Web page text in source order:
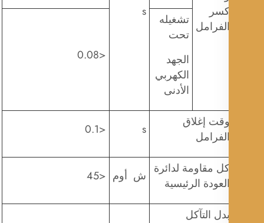
s
تشغيله
تحت
إغلاق
مقاومة لدائرة
الرئيسية
ش أوم <45
التآكل